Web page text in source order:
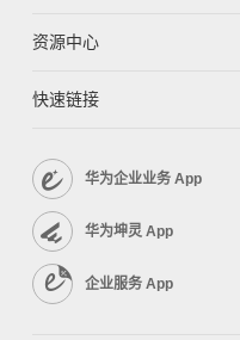
资源中心
快速链接
华为企业业务 App
华为坤灵 App
企业服务 App